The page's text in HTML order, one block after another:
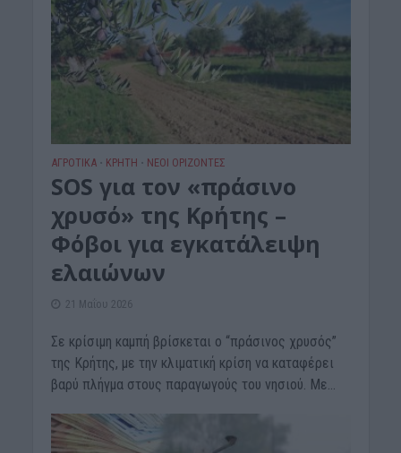
ΑΓΡΟΤΙΚΑ • ΚΡΗΤΗ • ΝΕΟΙ ΟΡΙΖΟΝΤΕΣ
SOS για τον «πράσινο
χρυσό» της Κρήτης –
Φόβοι για εγκατάλειψη
ελαιώνων
21 Μαΐου 2026
Σε κρίσιμη καμπή βρίσκεται ο “πράσινος χρυσός”
της Κρήτης, με την κλιματική κρίση να καταφέρει
βαρύ πλήγμα στους παραγωγούς του νησιού. Με...